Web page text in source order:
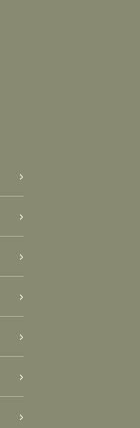
›
›
›
›
›
›
›